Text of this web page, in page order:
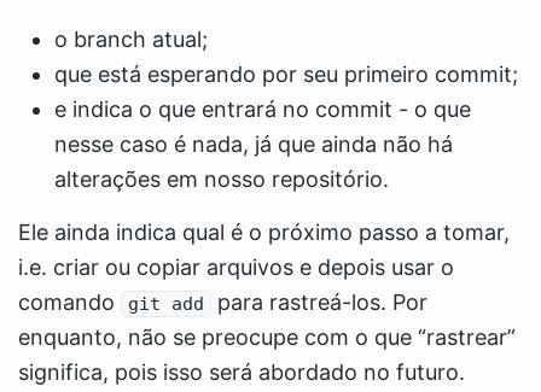
o branch atual;
que está esperando por seu primeiro commit;
e indica o que entrará no commit - o que
nesse caso é nada, já que ainda não há
alterações em nosso repositório.
Ele ainda indica qual é o próximo passo a tomar,
i.e. criar ou copiar arquivos e depois usar o
comando
git add
para rastreá-los. Por
enquanto, não se preocupe com o que “rastrear”
significa, pois isso será abordado no futuro.